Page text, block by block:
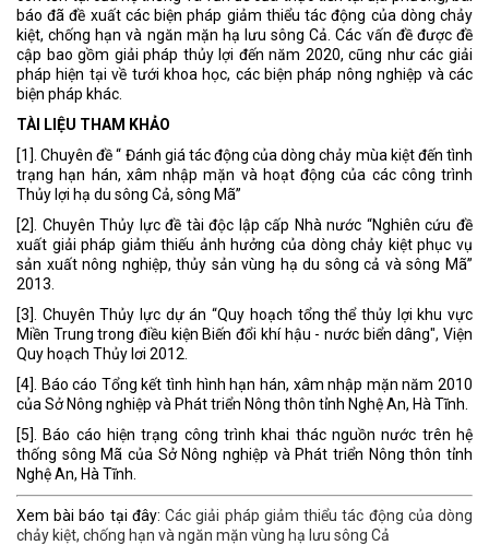
báo đã đề xuất các biện pháp giảm thiểu tác động của dòng chảy
kiệt, chống hạn và ngăn mặn hạ lưu sông Cả. Các vấn đề được đề
cập bao gồm giải pháp thủy lợi đến năm 2020, cũng như các giải
pháp hiện tại về tưới khoa học, các biện pháp nông nghiệp và các
biện pháp khác.
TÀI LIỆU THAM KHẢO
[1]. Chuyên đề “ Đánh giá tác động của dòng chảy mùa kiệt đến tình
trạng hạn hán, xâm nhập mặn và hoạt động của các công trình
Thủy lợi hạ du sông Cả, sông Mã”
[2]. Chuyên Thủy lực đề tài độc lập cấp Nhà nước “Nghiên cứu đề
xuất giải pháp giảm thiếu ảnh hưởng của dòng chảy kiệt phục vụ
sản xuất nông nghiệp, thủy sản vùng hạ du sông cả và sông Mã”
2013.
[3]. Chuyên Thủy lực dự án “Quy hoạch tổng thể thủy lợi khu vực
Miền Trung trong điều kiện Biến đổi khí hậu - nước biển dâng", Viện
Quy hoạch Thủy lơi 2012.
[4]. Báo cáo Tổng kết tình hình hạn hán, xâm nhập mặn năm 2010
của Sở Nông nghiệp và Phát triển Nông thôn tỉnh Nghệ An, Hà Tĩnh.
[5]. Báo cáo hiện trạng công trình khai thác nguồn nước trên hệ
thống sông Mã của Sở Nông nghiệp và Phát triển Nông thôn tỉnh
Nghệ An, Hà Tĩnh.
Xem bài báo tại đây:Các giải pháp giảm thiểu tác động của dòng
chảy kiệt, chống hạn và ngăn mặn vùng hạ lưu sông Cả